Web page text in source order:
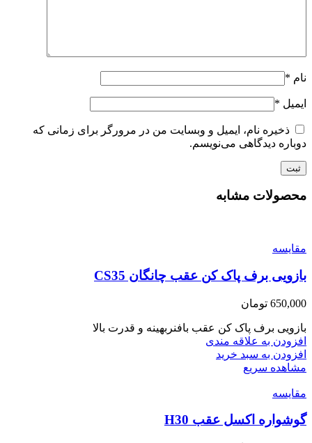
نام *
ایمیل *
ذخیره نام، ایمیل و وبسایت من در مرورگر برای زمانی که
دوباره دیدگاهی می‌نویسم.
محصولات مشابه
مقایسه
بازویی برف پاک کن عقب چانگان CS35
650,000 تومان
بازویی برف پاک کن عقب بافنربهینه و قدرت بالا
افزودن به علاقه مندی
افزودن به سبد خرید
مشاهده سریع
مقایسه
گوشواره اکسل عقب H30